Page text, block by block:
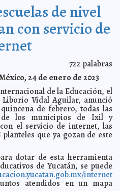
Sánchez
Tizimín de la Uady cumple
Borges
visual, Renán Barrera entrega
Municipio
en movimiento portuario
la labor de las y los
Rodríguez con las “Jornadas
de Mérida Carmen Alicia Briceño Sánchez
continúan expandiendo sus
Briceño Sánchez
digitalización de sus servicios
frente frío 28, a partir del próximo
la oferta educativa innovadora
Claudia Sofía Gómez Infante
de nivel
con servicio de
722 palabras
24 de enero de 2023
de la Educación, el
Vidal Aguilar, anunció
de febrero, todas las
de los municipios de Ixil y
el servicio de internet, las
que ya gozan de este
dotar de esta herramienta
de Yucatán, se puede
internet
atendidos en un mapa